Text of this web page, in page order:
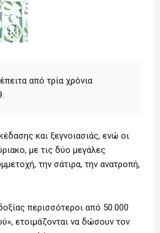
από τρία χρόνια
και ξεγνοιασιάς, ενώ οι
με τις δύο μεγάλες
την σάτιρα, την ανατροπή,
περισσότεροι από 50.000
ετοιμάζονται να δώσουν τον